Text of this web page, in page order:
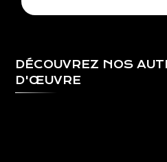
DÉCOUVREZ NOS
D'ŒUVRE